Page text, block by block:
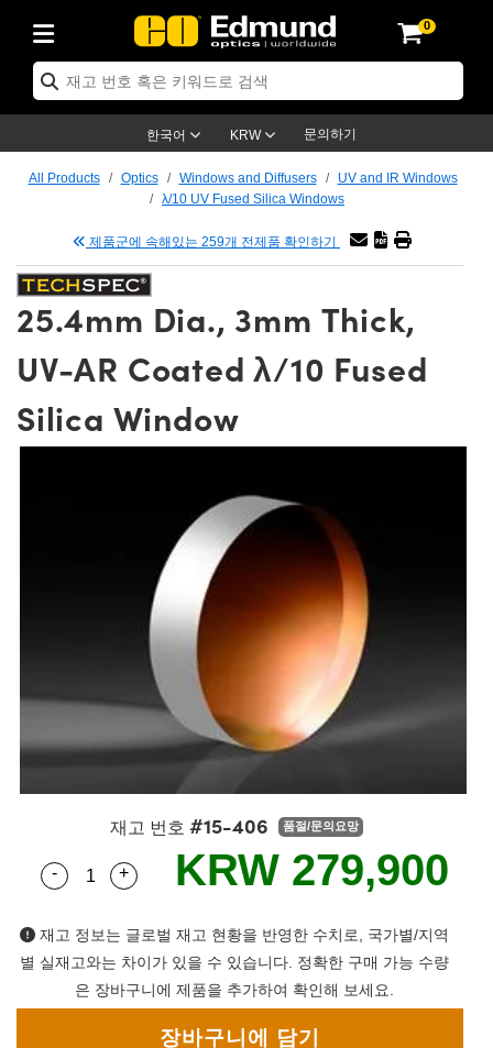
0
한국어 KRW 문의하기
Optics
Sputtering) Coated Optics
Optics
Expanders
Assemblies
신제품
System
and Breadboards
and Slides
Objectives
Objectives
Lenses
Targets
Stage Micrometers
and Couplers
Direct Microscopes
and Electronics
Lenses
Magnification Lenses
Objectives
Lenses
Cameras
Cameras
Cameras
Labs Cameras™
and Optomechanics
Interface Cameras
이트 & 조명
Accessories
Targets
Targets
Level Test Targets
& Detection
Solutions
& Production
Handling Tools
Products
Accessories
By Application
Imaging
Imaging
Tomography
By Brand
Development Systems
Components
Products
신제품
Lenses
Products
Lenses
Products
Lenses
All Products Optics Windows and Diffusers
UV and IR Windows
λ/10 UV Fused Silica Windows
제품군에 속해있는 259개 전제품 확인하기
25.4mm Dia., 3mm Thick,
UV-AR Coated λ/10 Fused
Silica Window
재고 번호 #15-406 품절/문의요망
Quantity Selector
- Use the plus and minus buttons to adjust the
+ KRW 279,900
재고 정보는 글로벌 재고 현황을 반영한 수치로, 국가별/지역
별 실재고와는 차이가 있을 수 있습니다. 정확한 구매 가능 수량
은 장바구니에 제품을 추가하여 확인해 보세요.